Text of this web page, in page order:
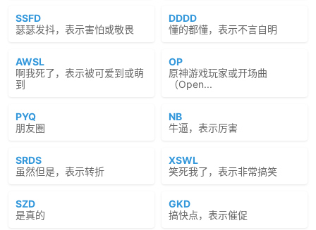
SSFD
瑟瑟发抖，表示害怕或敬畏
DDDD
懂的都懂，表示不言自明
AWSL
啊我死了，表示被可爱到或萌
到
OP
原神游戏玩家或开场曲
（Open...
PYQ
朋友圈
NB
牛逼，表示厉害
SRDS
虽然但是，表示转折
XSWL
笑死我了，表示非常搞笑
SZD
是真的
GKD
搞快点，表示催促